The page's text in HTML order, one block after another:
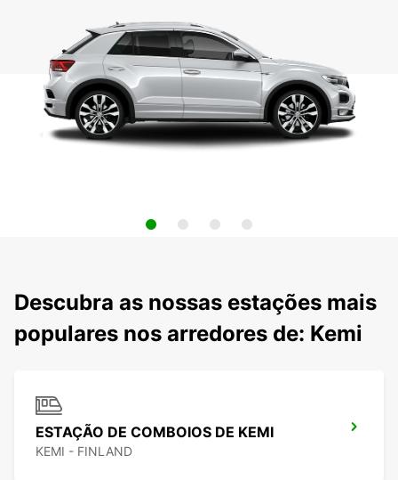
Descubra as nossas estações mais
populares nos arredores de: Kemi
ESTAÇÃO DE COMBOIOS DE KEMI
KEMI - FINLAND